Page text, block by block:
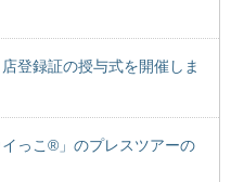
登録証の授与式を開催しま
っこ®」のプレスツアーの